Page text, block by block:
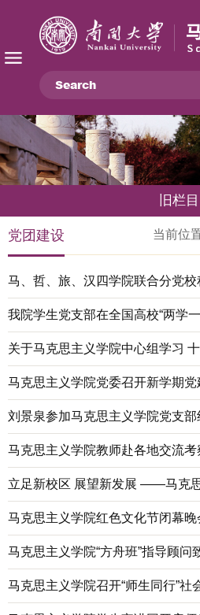
旧栏目
当前位
党团建设
马、哲、旅、汉四学院联合分党校
训班正式开班
我院学生党支部在全国高校“两学
展示活动中获佳绩
关于马克思主义学院中心组学习
会公报及天津市委工作会议精神的
马克思主义学院党委召开新学期党
会
刘景泉参加马克思主义学院党支部
并讲党课
马克思主义学院教师赴各地交流考
立足新校区 展望新发展 ——马克思主义教育学
院党委组织师生党员参观新校区
马克思主义学院红色文化节闭幕晚
身边》话剧演出圆满举办
马克思主义学院“方舟班”指导顾问
明节祭扫活动举行
马克思主义学院召开“师生同行”社